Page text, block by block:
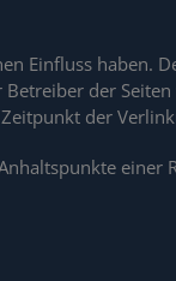
Einfluss haben.
der
der